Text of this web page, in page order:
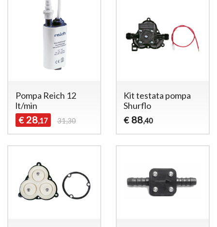
Pompa Reich 12
lt/min
€ 28,17 31,30
Kit testata pompa
Shurflo
€ 88,40